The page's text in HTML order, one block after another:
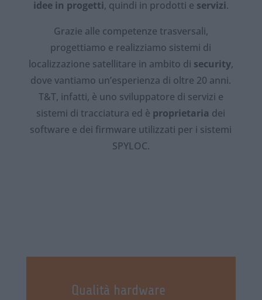
idee in progetti, quindi in prodotti e servizi.
Grazie alle competenze trasversali,
progettiamo e realizziamo sistemi di
localizzazione satellitare in ambito di security,
dove vantiamo un’esperienza di oltre 20 anni.
T&T, infatti, è uno sviluppatore di servizi e
sistemi di tracciatura ed è proprietaria dei
software e dei firmware utilizzati per i sistemi
SPYLOC.
Qualità hardware